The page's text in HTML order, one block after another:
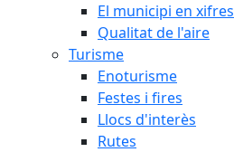
El municipi en xifres
Qualitat de l'aire
Turisme
Enoturisme
Festes i fires
Llocs d'interès
Rutes